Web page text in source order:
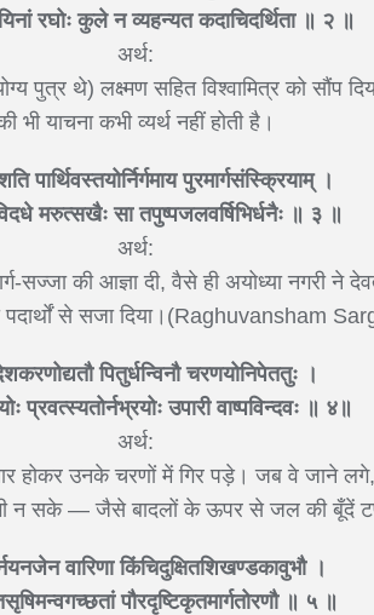
रघोः कुले न व्यहन्यत कदाचिदर्थिता ॥ २ ॥
अर्थ:
पुत्र थे) लक्ष्मण सहित विश्वामित्र को सौंप
भी याचना कभी व्यर्थ नहीं होती है।
पार्थिवस्तयोर्निर्गमाय पुरमार्गसंस्क्रियाम् ।
मरुत्सखैः सा तपुष्पजलवर्षिभिर्धनैः ॥ ३ ॥
अर्थ:
सज्जा की आज्ञा दी, वैसे ही अयोध्या नगरी ने
से सजा दिया।(Raghuvansham
पितुर्धन्विनौ चरणयोनिपेततुः ।
प्रवत्स्यतोर्नभ्रयोः उपारी वाष्पविन्दवः ॥ ४॥
अर्थ:
होकर उनके चरणों में गिर पड़े। जब वे जाने
न सके — जैसे बादलों के ऊपर से जल की बूँदें
वारिणा किंचिदुक्षितशिखण्डकावुभौ ।
पौरदृष्टिकृतमार्गतोरणौ ॥ ५ ॥